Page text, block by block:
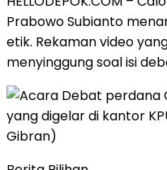
Prabowo Subianto
etik. Rekaman video
menyinggung soal isi